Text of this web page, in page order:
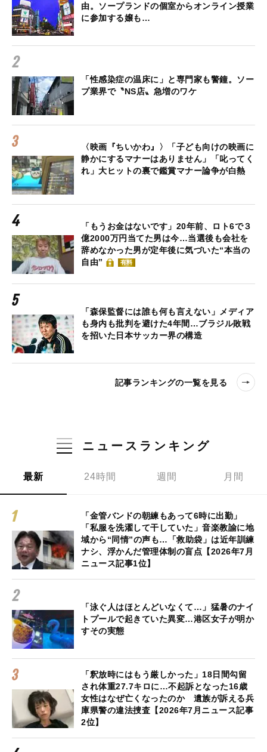
由。ソープランドの個室からオンライン授業
に参加する嬢も…
「性感染症の温床に」と専門家も警鐘。ソー
プ業界で〝NS店〟急増のワケ
〈映画『ちいかわ』〉「子ども向けの映画に
静かにするマナーはありません」「叱ってく
れ」大ヒットの裏で鑑賞マナー論争が白熱
「もうお金はないです」20年前、ロト6で３
億2000万円当てた男は今…当選後も会社を
辞めなかった男が定年後に気づいた“本当の
自由”
有料
「森保監督には誰も何も言えない」メディア
も身内も批判を避けた4年間…ブラジル敗戦
を招いた日本サッカー界の構造
記事ランキングの一覧を見る
ニュースランキング
最新 24時間 週間 月間
「金管バンドの朝練もあって6時に出勤」
「私服を洗濯して干していた」音楽教諭に地
域から“同情”の声も…「救助袋」は近年訓練
ナシ、浮かんだ管理体制の盲点【2026年7月
ニュース記事1位】
「泳ぐ人はほとんどいなくて…」猛暑のナイ
トプールで起きていた異変…港区女子が明か
すその実態
「釈放時にはもう厳しかった」18日間勾留
され体重27.7キロに…不起訴となった16歳
女性はなぜ亡くなったのか 遺族が訴える兵
庫県警の違法捜査【2026年7月ニュース記事
2位】